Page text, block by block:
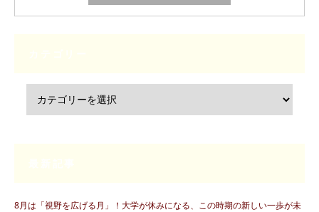
8月は「視野を広げる月」！大学が休みになる、この時期の新しい一歩が未